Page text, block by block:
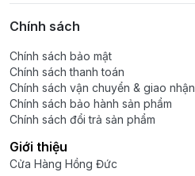
Chính sách
Chính sách bảo mật
Chính sách thanh toán
Chính sách vận chuyển & giao nhận
Chính sách bảo hành sản phẩm
Chính sách đổi trả sản phẩm
Giới thiệu
Cửa Hàng Hồng Đức